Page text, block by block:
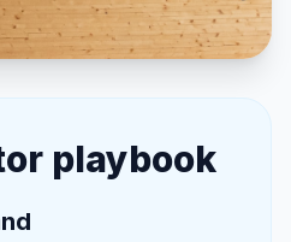
playbook